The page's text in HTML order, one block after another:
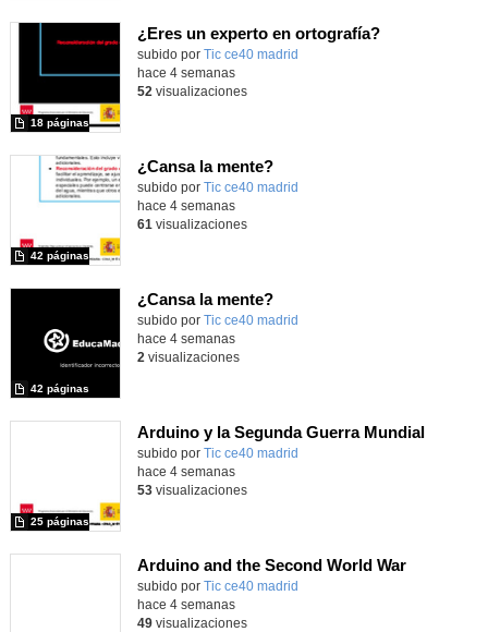
¿Eres un experto en ortografía?
subido por Tic ce40 madrid
18 páginas
hace 4 semanas
52 visualizaciones
¿Cansa la mente?
subido por Tic ce40 madrid
42 páginas
hace 4 semanas
61 visualizaciones
¿Cansa la mente?
subido por Tic ce40 madrid
42 páginas
hace 4 semanas
2 visualizaciones
Arduino y la Segunda Guerra Mundial
subido por Tic ce40 madrid
25 páginas
hace 4 semanas
53visualizaciones
Arduino and the Second World War
subido por Tic ce40 madrid
hace 4 semanas
49visualizaciones